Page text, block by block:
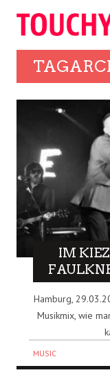
IM
Hamburg,
Musikmix, wie
MUSIC